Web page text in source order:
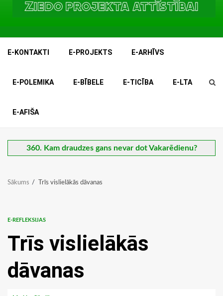
E-KONTAKTI E-PROJEKTS E-ARHĪVS
E-POLEMIKA E-BĪBELE E-TICĪBA E-LTA
E-AFIŠA
360. Kam draudzes gans nevar dot Vakarēdienu?
Sākums Trīs vislielākās dāvanas
E-REFLEKSIJAS
Trīs vislielākās
dāvanas